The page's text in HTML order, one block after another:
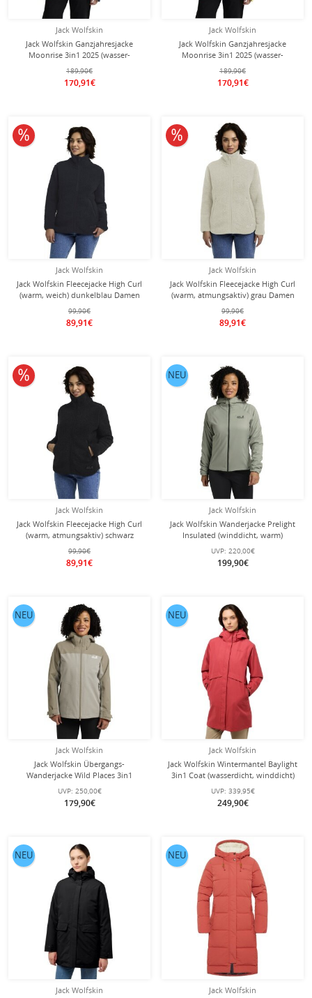
Jack Wolfskin
Jack Wolfskin Ganzjahresjacke
Moonrise 3in1 2025 (wasser-
winddicht, mit Fleece-Innenjacke)
nachtblau/skyblau Damen
189,90€
170,91€
Jack Wolfskin
Jack Wolfskin Ganzjahresjacke
Moonrise 3in1 2025 (wasser-
winddicht, mit Fleece-Innenjacke)
lemongelb Damen
189,90€
170,91€
Jack Wolfskin
Jack Wolfskin Fleecejacke High Curl
(warm, weich) dunkelblau Damen
99,90€
89,91€
10% reduziert
Jack Wolfskin
Jack Wolfskin Fleecejacke High Curl
(warm, atmungsaktiv) grau Damen
99,90€
89,91€
10% reduziert
Jack Wolfskin
Jack Wolfskin Fleecejacke High Curl
(warm, atmungsaktiv) schwarz
Damen
99,90€
89,91€
10% reduziert
Jack Wolfskin
Jack Wolfskin Wanderjacke Prelight
Insulated (winddicht, warm)
mintgrün Damen
UVP: 220,00€
199,90€
NEU
Jack Wolfskin
Jack Wolfskin Übergangs-
Wanderjacke Wild Places 3in1
(wasserdicht, winddicht) beige/grau
Damen
UVP: 250,00€
179,90€
NEU
Jack Wolfskin
Jack Wolfskin Wintermantel Baylight
3in1 Coat (wasserdicht, winddicht)
rot Damen
UVP: 339,95€
249,90€
NEU
Jack Wolfskin
NEU
Jack Wolfskin
NEU